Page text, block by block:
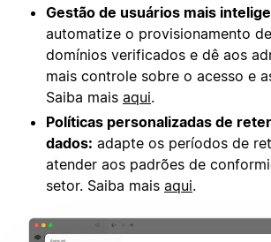
Gestão de usuários mais
automatize o provisionamento
domínios verificados e dê aos
mais controle sobre o acesso e
Saiba mais aqui.
Políticas personalizadas de
dados: adapte os períodos de
atender aos padrões de
setor. Saiba mais aqui.